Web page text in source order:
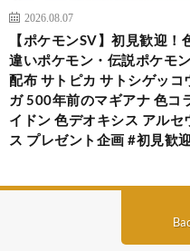
2026.08.07
【ポケモンSV】初見歓迎！
違いポケモン・伝説ポケモン
配布 サトピカ サトシゲッコ
ガ 500年前のマギアナ 色コ
イドン 色デオキシス アルセ
ス プレゼント企画 #初見歓迎